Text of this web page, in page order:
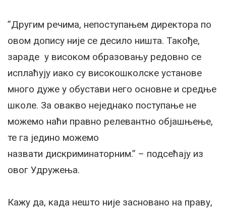
”Другим речима, непоступањем директора по
овом допису није се десило ништа. Такође,
зараде у високом образовању редовно се
исплаћују иако су високошколске установе
много дуже у обустави него основне и средње
школе. За овакво неједнако поступање не
можемо наћи правно релевантно објашњење,
те га једино можемо
назвати дискриминаторним.” – подсећају из
овог Удружења.
Кажу да, када нешто није засновано на праву,